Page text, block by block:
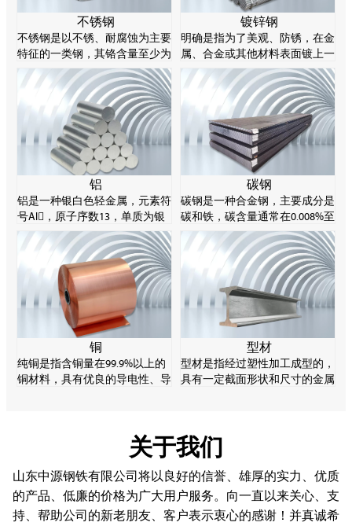
不锈钢
不锈钢是以不锈、耐腐蚀为主要
特征的一类钢，其铬含量至少为
10.5%，碳含量不超过1.2%。不
锈钢的耐腐蚀性源于其化学成分
的特性，特别是铬元素能在钢表
面形成一层薄薄的氧化物，阻止
进一步腐蚀。
镀锌钢
明确是指为了美观、防锈，在金
属、合金或其他材料表面镀上一
层锌的表面处理技术，主要采用
热谈判方法。锌易溶解酸和碱，
所以被称为两性金属。
铝
铝是一种银白色轻金属，元素符
号Al，原子序数13，单质为银
白色轻金属，有延展性，产品通
常制成棒、片、箔、粉、带、丝
等。
碳钢
碳钢是一种合金钢，主要成分是
碳和铁，碳含量通常在0.008%至
2.11%之间。碳钢可以通过控制
其碳含量来实现不同的强度等
级。碳钢由于材料成本低、塑性
好，在工业制造领域非常常见。
铜
纯铜是指含铜量在99.9%以上的
铜材料，具有优良的导电性、导
型材
型材是指经过塑性加工成型的，
具有一定截面形状和尺寸的金属
关于我们
山东中源钢铁有限公司将以良好的信誉、雄厚的实力、优质
的产品、低廉的价格为广大用户服务。向一直以来关心、支
持、帮助公司的新老朋友、客户表示衷心的感谢！并真诚希